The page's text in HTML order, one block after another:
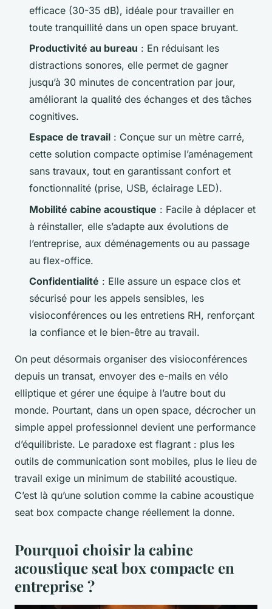
efficace (30-35 dB), idéale pour travailler en
toute tranquillité dans un open space bruyant.
Productivité au bureau : En réduisant les
distractions sonores, elle permet de gagner
jusqu’à 30 minutes de concentration par jour,
améliorant la qualité des échanges et des tâches
cognitives.
Espace de travail : Conçue sur un mètre carré,
cette solution compacte optimise l’aménagement
sans travaux, tout en garantissant confort et
fonctionnalité (prise, USB, éclairage LED).
Mobilité cabine acoustique : Facile à déplacer et
à réinstaller, elle s’adapte aux évolutions de
l’entreprise, aux déménagements ou au passage
au flex-office.
Confidentialité : Elle assure un espace clos et
sécurisé pour les appels sensibles, les
visioconférences ou les entretiens RH, renforçant
la confiance et le bien-être au travail.
On peut désormais organiser des visioconférences
depuis un transat, envoyer des e-mails en vélo
elliptique et gérer une équipe à l’autre bout du
monde. Pourtant, dans un open space, décrocher un
simple appel professionnel devient une performance
d’équilibriste. Le paradoxe est flagrant : plus les
outils de communication sont mobiles, plus le lieu de
travail exige un minimum de stabilité acoustique.
C’est là qu’une solution comme la cabine acoustique
seat box compacte change réellement la donne.
Pourquoi choisir la cabine
acoustique seat box compacte en
entreprise ?